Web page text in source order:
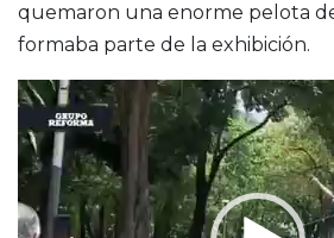
quemaron una enorme pelota
formaba parte de la exhibición.
Reproductor
de
video